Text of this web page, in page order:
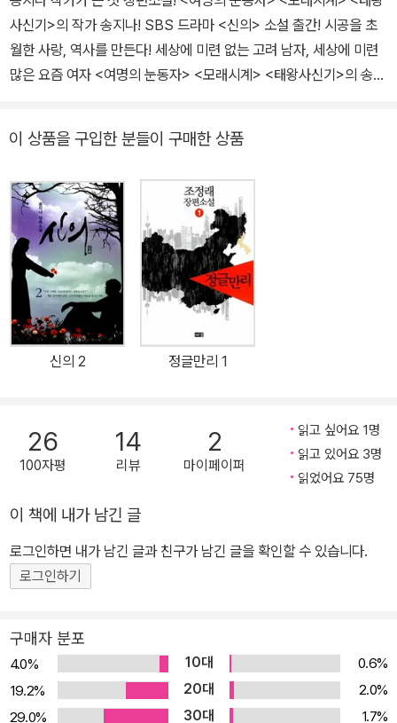
기] [왓츠 업] [신의] 등을 집필했다. 1995년 백상예술대상, 1996년
제2회 한국방송작가협회 드라마 부문 한국방송작가상 등을 수상했
다. 송지나 작가의 대표작인 [모래시계]는 가슴 울리는 명대사와 생생
명작 드라마의 선봉에 서 있는 작품이다. 이 작품으로 송지나 작가는
믿고 보는 드라마 작가가 되었으며, 이후에 집필한 작품 역시 시청자
들의 환호를 끌어내며 인기를 이어가고 있다.
사신기>의 작가 송지나! SBS 드라마 <신의> 소설 출간! 시공을 초
월한 사랑, 역사를 만든다! 세상에 미련 없는 고려 남자, 세상에 미련
많은 요즘 여자 <여명의 눈동자> <모래시계> <태왕사신기>의 송지
>를 소설화한 작품으로 고려시대의 무사 최영, 현대의 여의사 유은수
히 송지나 작가는 이번 작품을 통해 ‘스피드한 문체’, ‘기발한 착상’,
‘무규칙한 형식’ 등 결코 드라마에서는 볼 수 없었던 문학세계를 펼쳤
다. 누진다초점렌즈 기법의 시점으로 사건과 사물 포착 날래고 정확
한 서술과 묘사로 드러낸 역사의 현장 송지나 작가는 이번 장편소설
《신의》를 통해 누진다초점렌즈의 기법으로 그때그때 상황에 따라 다
양한 시선으로 사건과 사물을 포착한다. 독특하면서도 개성에 충실한
등장인물들은 끊임없이 긴장과 충돌을 유발하고, 영상의 한 장면처럼
짧게 조각내어 병치한 단락들은 독자로 하여금 흥미를 이끌어내면서
다름 아니다. 주지하는 바와 같이 문체를 좌우하는 것은 서술, 묘사,
대화체다. 이번 장편소설 《신의》에 나타난 ‘서술과 묘사’는 천천히 뚜
벅뚜벅 걸어가는 게 아니라 우달치 대원의 걸음처럼 날래고 정확하
이 건드린다. 소설문학으로 성큼 나선 소설가 송지나! 20여 년 동안
드라마 스타작가로 살아온 송지나. 전도유망한 소설가를 영화 쪽으로
빼앗긴 경우가 이창동 감독이라면, 둘째가라면 서러워할 드라마작가
이 상품을 구입한 분들이 구매한 상품
신의 2 정글만리 1
26
100자평
14
리뷰
2
마이페이퍼
읽고 싶어요 1명
읽고 있어요 3명
읽었어요 75명
이 책에 내가 남긴 글
로그인하면 내가 남긴 글과 친구가 남긴 글을 확인할 수 있습니다.
로그인하기
구매자 분포
4.0% 10대
0.6%
19.2%
20대
2.0%
29.0%
30대 1.7%